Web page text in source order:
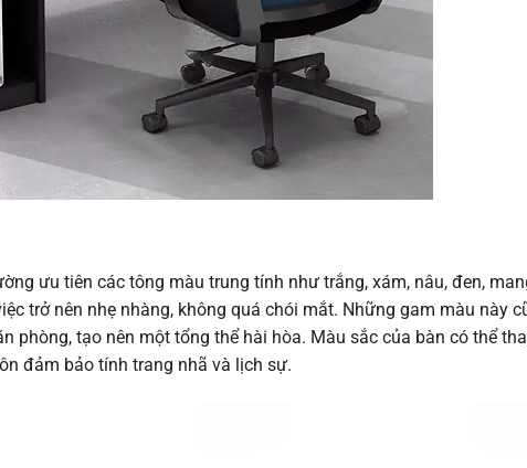
ưu tiên các tông màu trung tính như trắng, xám, nâu, đen,
trở nên nhẹ nhàng, không quá chói mắt. Những gam màu này
phòng, tạo nên một tổng thể hài hòa. Màu sắc của bàn có thể
đảm bảo tính trang nhã và lịch sự.